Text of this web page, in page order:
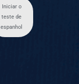
Iniciar o
teste de
espanhol